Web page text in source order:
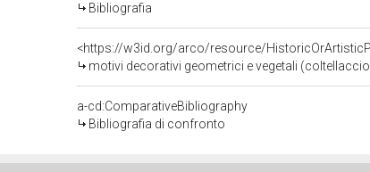
Bibliografia
<https://w3id.org/arco/resource/
motivi decorativi geometrici e vegetali
a-cd:ComparativeBibliography
Bibliografia di confronto